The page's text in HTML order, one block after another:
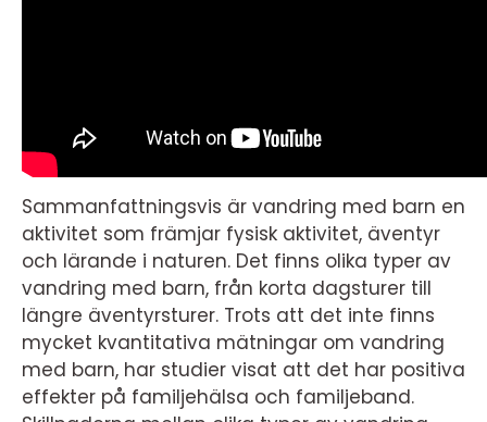
Sammanfattningsvis är vandring med barn en
aktivitet som främjar fysisk aktivitet, äventyr
och lärande i naturen. Det finns olika typer av
vandring med barn, från korta dagsturer till
längre äventyrsturer. Trots att det inte finns
mycket kvantitativa mätningar om vandring
med barn, har studier visat att det har positiva
effekter på familjehälsa och familjeband.